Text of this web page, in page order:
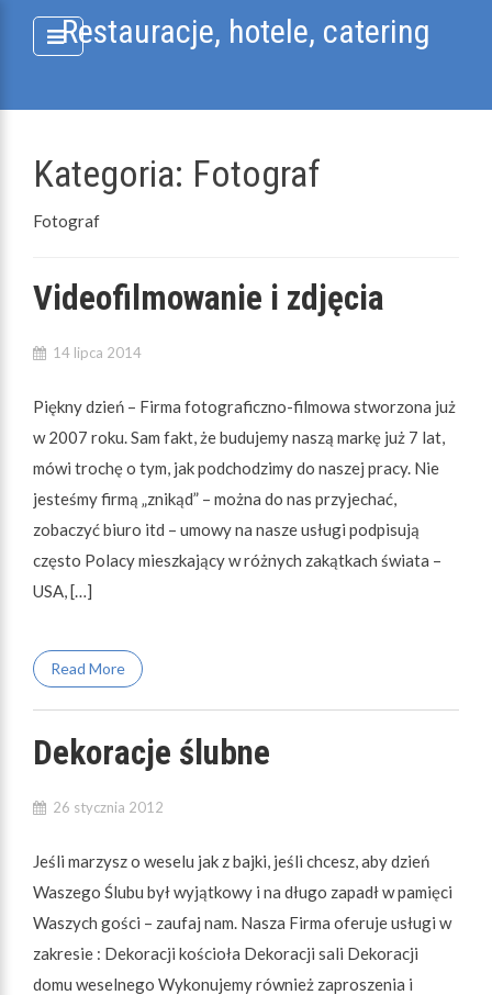
Restauracje, hotele, catering
Kategoria: Fotograf
Fotograf
Videofilmowanie i zdjęcia
14 lipca 2014
Piękny dzień – Firma fotograficzno-filmowa stworzona już
w 2007 roku. Sam fakt, że budujemy naszą markę już 7 lat,
mówi trochę o tym, jak podchodzimy do naszej pracy. Nie
jesteśmy firmą „znikąd” – można do nas przyjechać,
zobaczyć biuro itd – umowy na nasze usługi podpisują
często Polacy mieszkający w różnych zakątkach świata –
USA, […]
Read More
Dekoracje ślubne
26 stycznia 2012
Jeśli marzysz o weselu jak z bajki, jeśli chcesz, aby dzień
Waszego Ślubu był wyjątkowy i na długo zapadł w pamięci
Waszych gości – zaufaj nam. Nasza Firma oferuje usługi w
zakresie : Dekoracji kościoła Dekoracji sali Dekoracji
domu weselnego Wykonujemy również zaproszenia i